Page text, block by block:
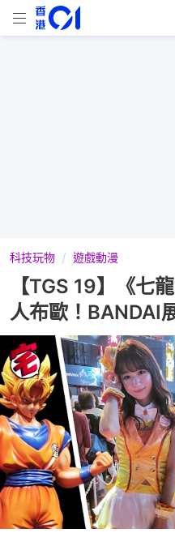
科技玩物 遊戲動漫
【TGS 19】《七
人布歐！BANDAI